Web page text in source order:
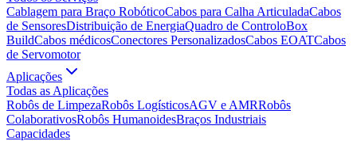
Cablagem para Braço RobóticoCabos para Calha ArticuladaCabos
de SensoresDistribuição de EnergiaQuadro de ControloBox
BuildCabos médicosConectores PersonalizadosCabos EOATCabos
de Servomotor
Aplicações
Todas as Aplicações
Robôs de LimpezaRobôs LogísticosAGV e AMRRobôs
ColaborativosRobôs HumanoidesBraços Industriais
Capacidades